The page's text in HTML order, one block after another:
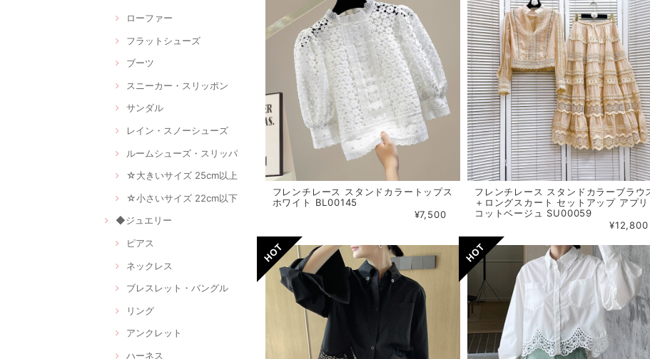
ローファー
フラットシューズ
ブーツ
スニーカー・スリッポン
サンダル
レイン・スノーシューズ
ルームシューズ・スリッパ
☆大きいサイズ 25cm以上
☆小さいサイズ 22cm以下
◆ジュエリー
ピアス
ネックレス
ブレスレット・バングル
リング
アンクレット
ハーネス
フレンチレース スタンドカラートップス
ホワイト BL00145
¥7,500
フレンチレース スタンドカラーブラウ
＋ロングスカート セットアップ アプリ
コットベージュ SU00059
¥12,800